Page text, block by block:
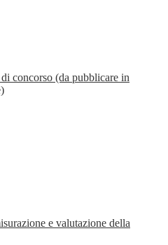
concorso (da pubblicare in
e valutazione della